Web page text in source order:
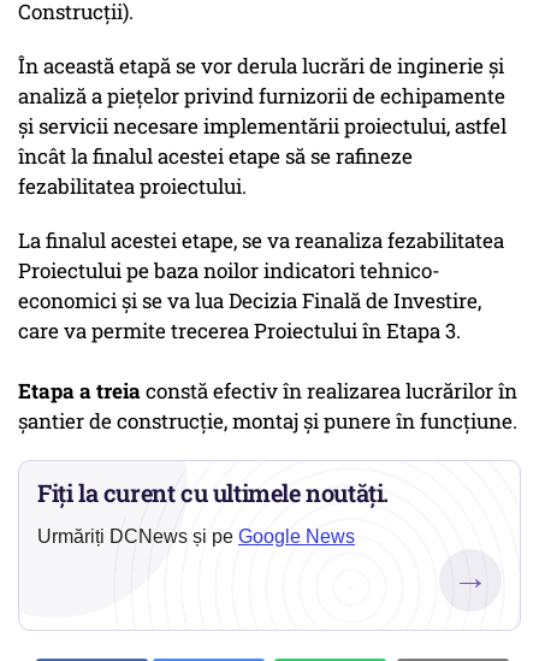
Construcții).
În această etapă se vor derula lucrări de inginerie și
analiză a piețelor privind furnizorii de echipamente
și servicii necesare implementării proiectului, astfel
încât la finalul acestei etape să se rafineze
fezabilitatea proiectului.
La finalul acestei etape, se va reanaliza fezabilitatea
Proiectului pe baza noilor indicatori tehnico-
economici și se va lua Decizia Finală de Investire,
care va permite trecerea Proiectului în Etapa 3.
Etapa a treiaconstă efectiv în realizarea lucrărilor în
șantier de construcție, montaj și punere în funcțiune.
Fiți la curent cu ultimele noutăți.
Urmăriți DCNews și pe Google News
→